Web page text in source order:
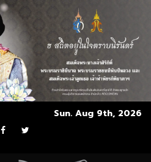
Sun. Aug 9th, 2026
Facebook
Twitter